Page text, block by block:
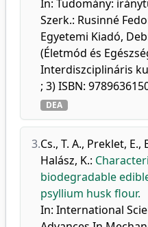
In: Tudomány:
Szerk.: Rusinné
Egyetemi Kiadó,
(Életmód és
Interdiszciplináris
; 3) ISBN:
DEA
3.Cs., T. A., Preklet, E.,
Halász, K.:
biodegradable
psyllium husk flour.
In: International